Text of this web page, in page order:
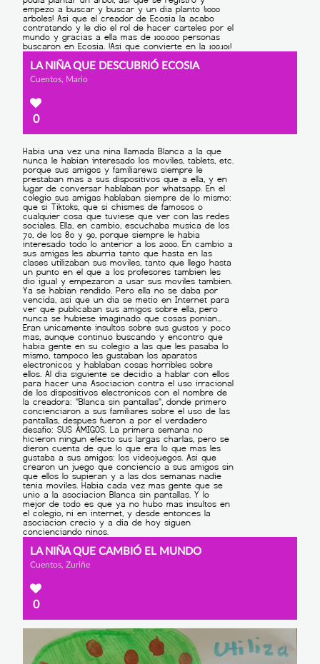
LA NIÑA QUE DESCUBRIÓ ECOSIA
Cuentos, Mario
0
LA NIÑA QUE CAMBIÓ EL MUNDO
Cuentos, Zuriñe
0